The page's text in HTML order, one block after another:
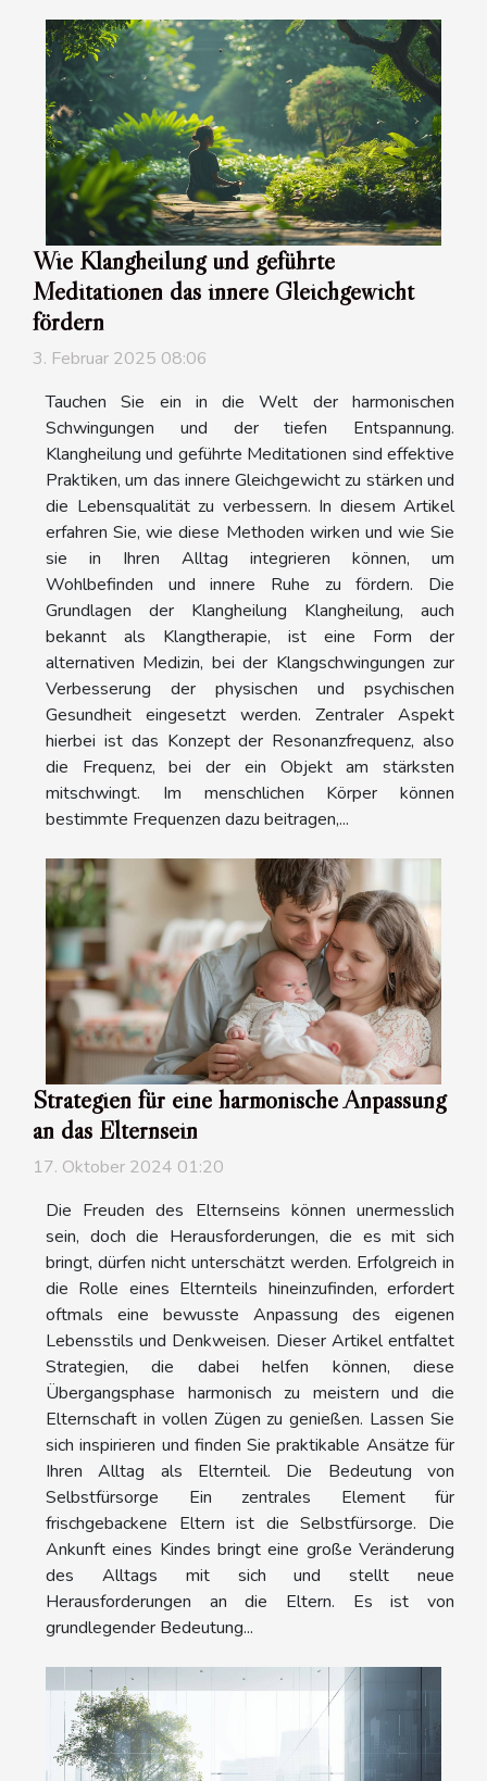
Wie Klangheilung und geführte
Meditationen das innere Gleichgewicht
fördern
3. Februar 2025 08:06
Tauchen Sie ein in die Welt der harmonischen
Schwingungen und der tiefen Entspannung.
Klangheilung und geführte Meditationen sind effektive
Praktiken, um das innere Gleichgewicht zu stärken und
die Lebensqualität zu verbessern. In diesem Artikel
erfahren Sie, wie diese Methoden wirken und wie Sie
sie in Ihren Alltag integrieren können, um
Wohlbefinden und innere Ruhe zu fördern. Die
Grundlagen der Klangheilung Klangheilung, auch
bekannt als Klangtherapie, ist eine Form der
alternativen Medizin, bei der Klangschwingungen zur
Verbesserung der physischen und psychischen
Gesundheit eingesetzt werden. Zentraler Aspekt
hierbei ist das Konzept der Resonanzfrequenz, also
die Frequenz, bei der ein Objekt am stärksten
mitschwingt. Im menschlichen Körper können
bestimmte Frequenzen dazu beitragen,...
Strategien für eine harmonische Anpassung
an das Elternsein
17. Oktober 2024 01:20
Die Freuden des Elternseins können unermesslich
sein, doch die Herausforderungen, die es mit sich
bringt, dürfen nicht unterschätzt werden. Erfolgreich in
die Rolle eines Elternteils hineinzufinden, erfordert
oftmals eine bewusste Anpassung des eigenen
Lebensstils und Denkweisen. Dieser Artikel entfaltet
Strategien, die dabei helfen können, diese
Übergangsphase harmonisch zu meistern und die
Elternschaft in vollen Zügen zu genießen. Lassen Sie
sich inspirieren und finden Sie praktikable Ansätze für
Ihren Alltag als Elternteil. Die Bedeutung von
Selbstfürsorge Ein zentrales Element für
frischgebackene Eltern ist die Selbstfürsorge. Die
Ankunft eines Kindes bringt eine große Veränderung
des Alltags mit sich und stellt neue
Herausforderungen an die Eltern. Es ist von
grundlegender Bedeutung...